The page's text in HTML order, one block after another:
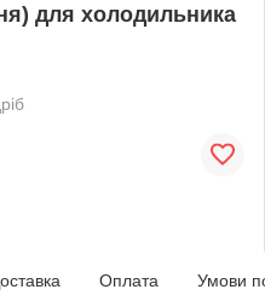
для холодильника
Оплата Умови